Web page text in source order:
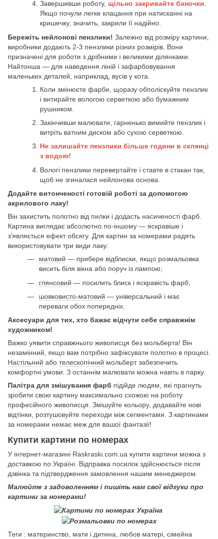
Завершивши роботу, щільно закривайте баночки.
Якщо почули легке клацання при натисканні на
кришечку, значить, закрили її надійно.
Бережіть нейлонові пензлики! Залежно від розміру картини,
виробники додають 2-3 пензлики різних розмірів. Вони
призначені для роботи з дрібними і великими ділянками.
Найтонша — для наведення ліній і зафарбовування
маленьких деталей, наприклад, вусів у кота.
Коли змінюєте фарби, щоразу обполіскуйте пензлик
і витирайте вологою серветкою або бумажним
рушником.
Закінчивши малювати, гарненько вимийте пензлик і
витріть ватним диском або сухою серветкою.
Не залишайте пензлики більше години в склянці
з водою!
Вологі пензлики перевертайте і ставте в стакан так,
щоб не згиналася нейлонова основа.
Додайте витонченості готовій роботі за допомогою
акрилового лаку!
Він захистить полотно від пилки і додасть насиченості фарб.
Картина виглядає абсолютно по-іншому — яскравіше і
з'являється ефект обсягу. Для картин за номерами радять
використовувати три види лаку:
матовий — прибере відблиски, якщо розмальовка
висить біля вікна або поруч із лампою;
глянсовий — посилить блиск і яскравість фарб;
шовковисто-матовий — універсальний і має
переваги обох попередніх.
Аксесуари для тих, хто бажає відчути себе справжнім
художником!
Важко уявити справжнього живописця без мольберта! Він
незамінний, якщо вам потрібно зафіксувати полотно в процесі.
Настільний або телескопічний мольберт забезпечить
комфортні умови. З останнім малювати можна навіть в парку.
Палітра для змішування фарб підійде людям, які прагнуть
зробити свою картину максимально схожою на роботу
професійного живописця. Змішуйте кольору, додавайте нові
відтінки, розтушовуйте переходи між сегментами. З картинами
за номерами немає меж для вашої фантазії!
Купити картини по номерах
У інтернет-магазині Raskraski.com.ua купити картини можна з
доставкою по Україні. Відправка посилок здійснюється після
дзвінка та підтвердження замовлення нашим менеджером.
Малюйте з задоволенням і пишіть нам свої відгуки про
картини за номерами!
Теги : материнство, мати і дитина, любов матері, сімейна